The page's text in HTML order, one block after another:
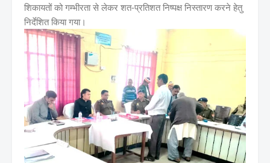
शिकायतों को गम्भीरता से लेकर शत-प्रतिशत निष्पक्ष निस्तारण करने हेतु
निर्देशित किया गया।